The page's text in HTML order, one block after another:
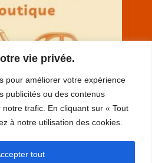
vie privée.
pour améliorer votre expérience
publicités ou des contenus
trafic. En cliquant sur « Tout
à notre utilisation des cookies.
tout